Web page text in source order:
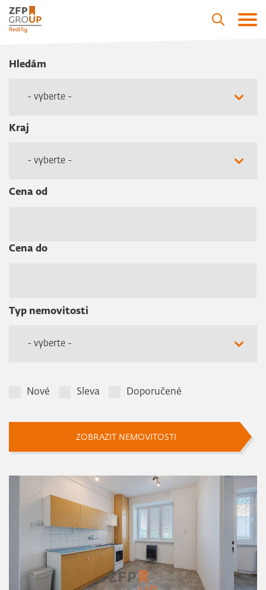
Hledám
- vyberte -
Kraj
- vyberte -
Cena od
Cena do
Typ nemovitosti
- vyberte -
Nové Sleva Doporučené
ZOBRAZIT NEMOVITOSTI